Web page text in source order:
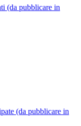
(da pubblicare in
(da pubblicare in